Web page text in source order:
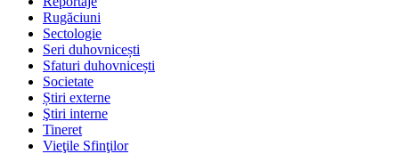
Rugăciuni
Sectologie
Seri duhovnicești
Sfaturi duhovnicești
Societate
Știri externe
Ştiri interne
Tineret
Vieţile Sfinţilor